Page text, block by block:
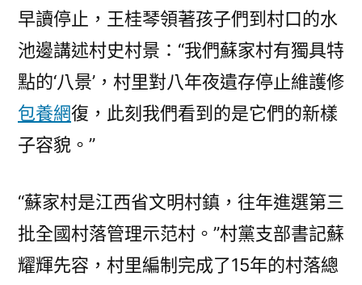
早讀停止，王桂琴領著孩子們到村口的水
池邊講述村史村景：“我們蘇家村有獨具特
點的‘八景’，村里對八年夜遺存停止維護修
包養網復，此刻我們看到的是它們的新樣
子容貌。”
“蘇家村是江西省文明村鎮，往年進選第三
批全國村落管理示范村。”村黨支部書記蘇
耀輝先容，村里編制完成了15年的村落總